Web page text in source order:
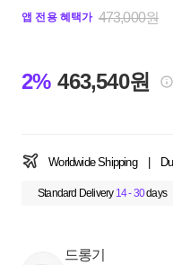
앱 전용 혜택가 473,000원
2% 463,540원
Worldwide Shipping
Standard Delivery 14 - 30days
드롱기